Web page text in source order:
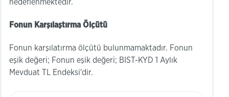
hedeflenmektedir.
Fonun Karşılaştırma Ölçütü
Fonun karşılatırma ölçütü bulunmamaktadır. Fonun
eşik değeri; Fonun eşik değeri; BIST-KYD 1 Aylık
Mevduat TL Endeksi'dir.